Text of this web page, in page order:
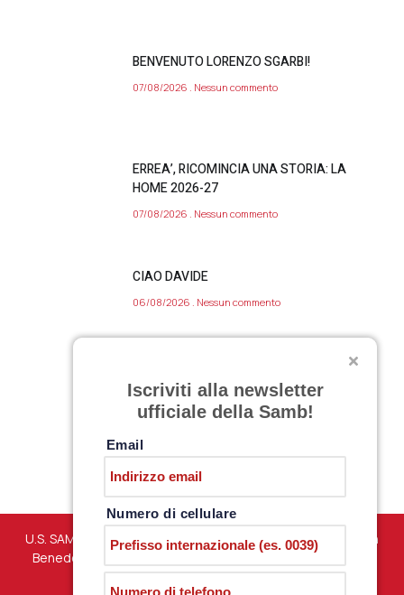
BENVENUTO LORENZO SGARBI!
07/08/2026 Nessun commento
ERREA’, RICOMINCIA UNA STORIA: LA
HOME 2026-27
07/08/2026 Nessun commento
CIAO DAVIDE
06/08/2026 Nessun commento
VARIAZIONE APERTURA SAMB STORE 7
AGOSTO 2026
U.S. SAMBENEDETTESE – Via Martiri di Marzabotto snc – San
Benedetto del Tronto (AP) – P.iva 01198610444 –
POLICY
Iscriviti alla newsletter
ufficiale della Samb!
Email
Numero di cellulare